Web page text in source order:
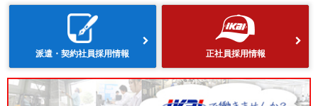
派遣・契約社員採用情報 正社員採用情報